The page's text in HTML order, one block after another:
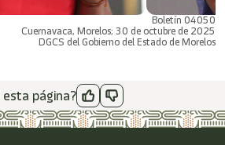
Boletín 04050
Cuernavaca, Morelos; 30 de octubre de 2025
DGCS del Gobierno del Estado de Morelos
página?